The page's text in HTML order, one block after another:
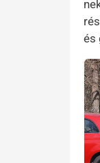
és